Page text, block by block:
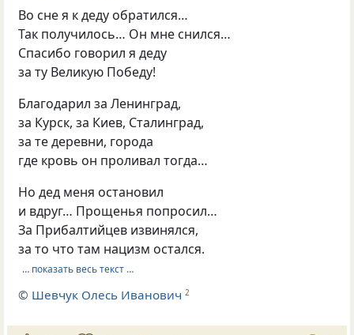
Во сне я к деду обратился…
Так получилось… Он мне снился…
Спасибо говорил я деду
за ту Великую Победу!
Благодарил за Ленинград,
за Курск, за Киев, Сталинград,
за те деревни, города
где кровь он проливал тогда…
Но дед меня остановил
и вдруг… Прощенья попросил…
За Прибалтийцев извинялся,
за то что там нацизм остался.
… показать весь текст …
© Шевчук Олесь Иванович 2